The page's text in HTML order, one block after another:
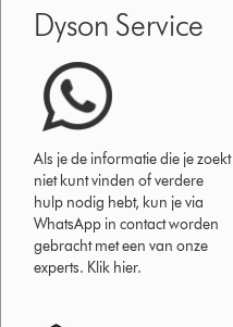
Dyson Service
Als je de informatie die je zoekt
niet kunt vinden of verdere
hulp nodig hebt, kun je via
WhatsApp in contact worden
gebracht met een van onze
experts. Klik hier.